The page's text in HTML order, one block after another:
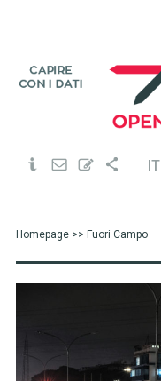
IT
Homepage>> Fuori Campo